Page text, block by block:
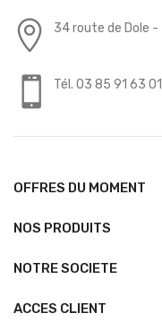
34 route de Dole -
Tél. 03 85 91 63 01
OFFRES DU MOMENT
NOS PRODUITS
NOTRE SOCIETE
ACCES CLIENT